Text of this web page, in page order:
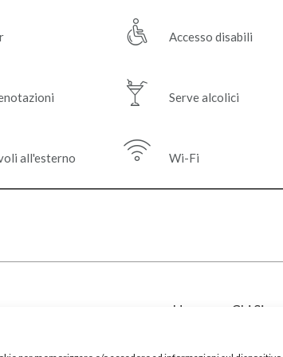
Accesso disabili
Serve alcolici
all'esterno Wi-Fi
Home Chi Siamo